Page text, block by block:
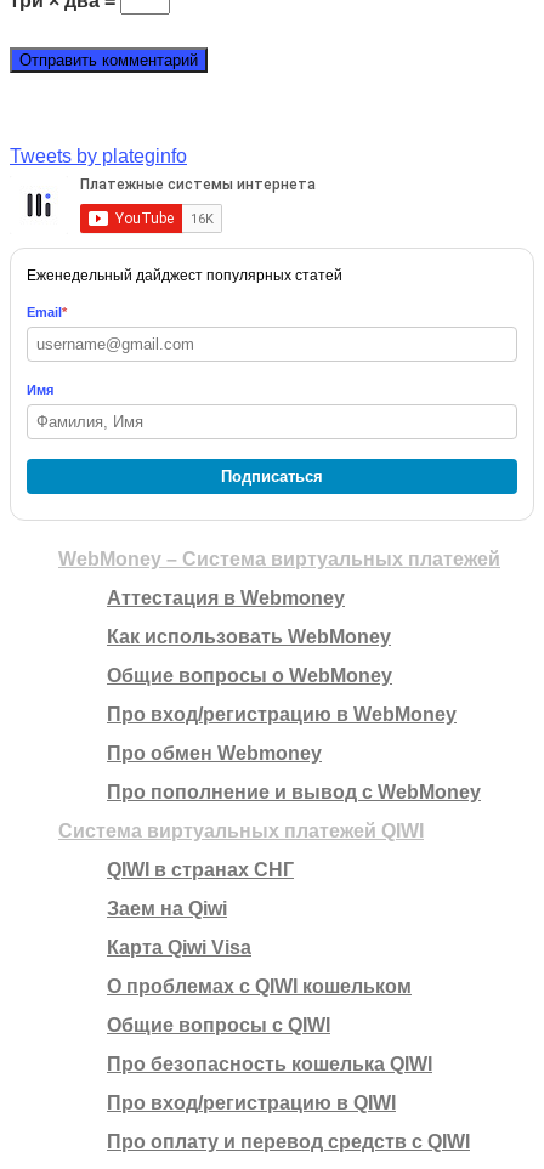
Tweets by plateginfo
Еженедельный дайджест популярных статей
Email*
Имя
Подписаться
WebMoney – Система виртуальных платежей
Аттестация в Webmoney
Как использовать WebMoney
Общие вопросы о WebMoney
Про вход/регистрацию в WebMoney
Про обмен Webmoney
Про пополнение и вывод с WebMoney
Система виртуальных платежей QIWI
QIWI в странах СНГ
Заем на Qiwi
Карта Qiwi Visa
О проблемах с QIWI кошельком
Общие вопросы с QIWI
Про безопасность кошелька QIWI
Про вход/регистрацию в QIWI
Про оплату и перевод средств c QIWI